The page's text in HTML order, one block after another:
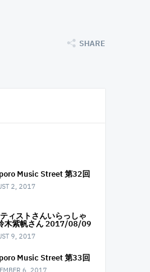
SHARE
Music Street 第32回
2, 2017
ィストさんいらっしゃ
木紫帆さん 2017/08/09
9, 2017
Music Street 第33回
6, 2017